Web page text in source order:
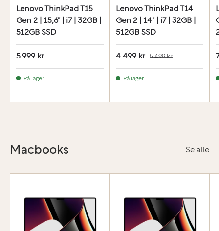
Lenovo ThinkPad T15
Gen 2 | 15,6" | i7 | 32GB |
512GB SSD
5.999 kr
På lager
Lenovo ThinkPad T14
Gen 2 | 14" | i7 | 32GB |
512GB SSD
4.499 kr 5.499 kr
På lager
Macbooks Se alle